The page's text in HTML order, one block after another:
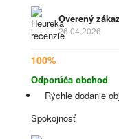
Overený
26.04.2026
100%
Odporúča obchod
Rýchle dodanie
Spokojnosť